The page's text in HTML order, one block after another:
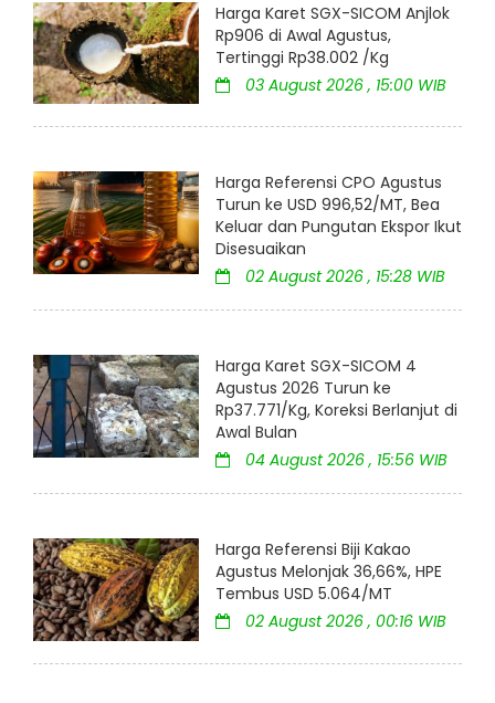
Harga Karet SGX-SICOM Anjlok
Rp906 di Awal Agustus,
Tertinggi Rp38.002 /Kg
03 August 2026 , 15:00 WIB
Harga Referensi CPO Agustus
Turun ke USD 996,52/MT, Bea
Keluar dan Pungutan Ekspor Ikut
Disesuaikan
02 August 2026 , 15:28 WIB
Harga Karet SGX-SICOM 4
Agustus 2026 Turun ke
Rp37.771/Kg, Koreksi Berlanjut di
Awal Bulan
04 August 2026 , 15:56 WIB
Harga Referensi Biji Kakao
Agustus Melonjak 36,66%, HPE
Tembus USD 5.064/MT
02 August 2026 , 00:16 WIB